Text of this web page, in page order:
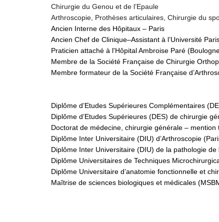
Chirurgie du Genou et de l’Epaule
Arthroscopie, Prothèses articulaires, Chirurgie du
Ancien Interne des Hôpitaux – Paris
Ancien Chef de Clinique–Assistant à l’Université
Praticien attaché à l'Hôpital Ambroise Paré
Membre de la Société Française de Chirurgie
Membre formateur de la Société Française
Diplôme d’Etudes Supérieures Complémentaires
Diplôme d’Etudes Supérieures (DES) de chirurgie
Doctorat de médecine, chirurgie générale –
Diplôme Inter Universitaire (DIU) d’Arthroscopie
Diplôme Inter Universitaire (DIU) de la pathologie
Diplôme Universitaires de Techniques
Diplôme Universitaire d’anatomie fonctionnelle et
Maîtrise de sciences biologiques et médicales